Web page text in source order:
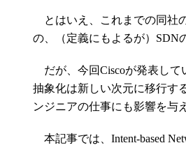
とはいえ、これまでの同社
の、（定義にもよるが）SDN
だが、今回Ciscoが発表して
抽象化は新しい次元に移行す
ンジニアの仕事にも影響を与
本記事では、Intent-based